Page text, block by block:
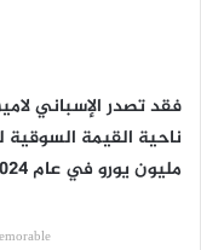
فقد تصدر الإسباني
مليون يورو في عام 2024.